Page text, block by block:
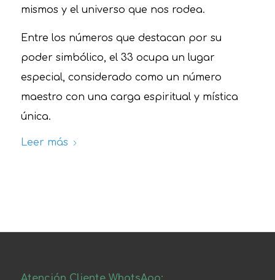
mismos y el universo que nos rodea.
Entre los números que destacan por su
poder simbólico, el 33 ocupa un lugar
especial, considerado como un número
maestro con una carga espiritual y mística
única.
Leer más